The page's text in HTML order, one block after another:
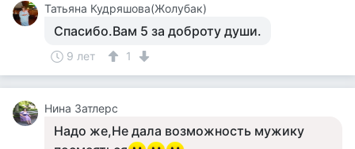
Татьяна Кудряшова(Жолубак)
Спасибо.Вам 5 за доброту души.
9 лет 1
Нина Затлерс
Надо же,Не дала возможность мужику